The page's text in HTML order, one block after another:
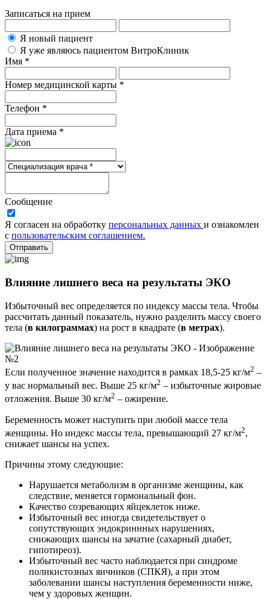
Записаться на прием
Я новый пациент
Я уже являюсь пациентом ВитроКлиник
Имя *
Номер медицинской карты *
Телефон *
Дата приема *
Сообщение
Я согласен на обработку персональных данных и ознакомлен
с пользовательским соглашением.
Отправить
Влияние лишнего веса на результаты ЭКО
Избыточный вес определяется по индексу массы тела. Чтобы
рассчитать данный показатель, нужно разделить массу своего
тела (в килограммах) на рост в квадрате (в метрах).
Если полученное значение находится в рамках 18,5-25 кг/м2 –
у вас нормальный вес. Выше 25 кг/м2 – избыточные жировые
отложения. Выше 30 кг/м2 – ожирение.
Беременность может наступить при любой массе тела
женщины. Но индекс массы тела, превышающий 27 кг/м2,
снижает шансы на успех.
Причины этому следующие:
Нарушается метаболизм в организме женщины, как
следствие, меняется гормональный фон.
Качество созревающих яйцеклеток ниже.
Избыточный вес иногда свидетельствует о
сопутствующих эндокриннных нарушениях,
снижающих шансы на зачатие (сахарный диабет,
гипотиреоз).
Избыточный вес часто наблюдается при синдроме
поликистозных яичников (СПКЯ), а при этом
заболевании шансы наступления беременности ниже,
чем у здоровых женщин.